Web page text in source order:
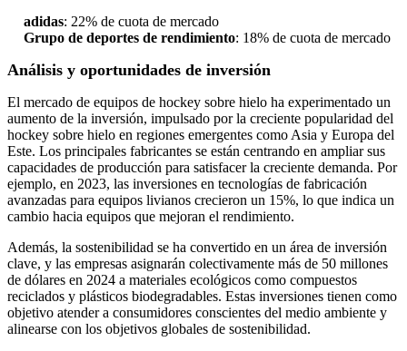
adidas: 22% de cuota de mercado
Grupo de deportes de rendimiento: 18% de cuota de mercado
Análisis y oportunidades de inversión
El mercado de equipos de hockey sobre hielo ha experimentado un
aumento de la inversión, impulsado por la creciente popularidad del
hockey sobre hielo en regiones emergentes como Asia y Europa del
Este. Los principales fabricantes se están centrando en ampliar sus
capacidades de producción para satisfacer la creciente demanda. Por
ejemplo, en 2023, las inversiones en tecnologías de fabricación
avanzadas para equipos livianos crecieron un 15%, lo que indica un
cambio hacia equipos que mejoran el rendimiento.
Además, la sostenibilidad se ha convertido en un área de inversión
clave, y las empresas asignarán colectivamente más de 50 millones
de dólares en 2024 a materiales ecológicos como compuestos
reciclados y plásticos biodegradables. Estas inversiones tienen como
objetivo atender a consumidores conscientes del medio ambiente y
alinearse con los objetivos globales de sostenibilidad.